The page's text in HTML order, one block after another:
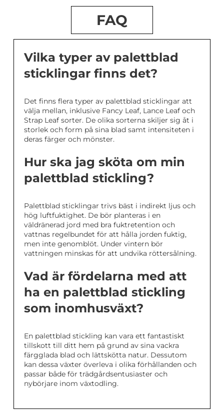
FAQ
Vilka typer av palettblad
sticklingar finns det?
Det finns flera typer av palettblad sticklingar att
välja mellan, inklusive Fancy Leaf, Lance Leaf och
Strap Leaf sorter. De olika sorterna skiljer sig åt i
storlek och form på sina blad samt intensiteten i
deras färger och mönster.
Hur ska jag sköta om min
palettblad stickling?
Palettblad sticklingar trivs bäst i indirekt ljus och
hög luftfuktighet. De bör planteras i en
väldränerad jord med bra fuktretention och
vattnas regelbundet för att hålla jorden fuktig,
men inte genomblöt. Under vintern bör
vattningen minskas för att undvika röttersålning.
Vad är fördelarna med att
ha en palettblad stickling
som inomhusväxt?
En palettblad stickling kan vara ett fantastiskt
tillskott till ditt hem på grund av sina vackra
färgglada blad och lättskötta natur. Dessutom
kan dessa växter överleva i olika förhållanden och
passar både för trädgårdsentusiaster och
nybörjare inom växtodling.